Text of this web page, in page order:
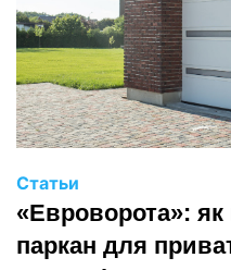
Статьи
«Евроворота»:
паркан для